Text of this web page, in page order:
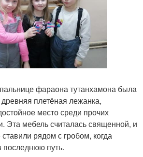
фараона тутанхамона была
плетёная лежанка,
место среди прочих
Эта мебель считалась священной, и
рядом с гробом, когда
путь.